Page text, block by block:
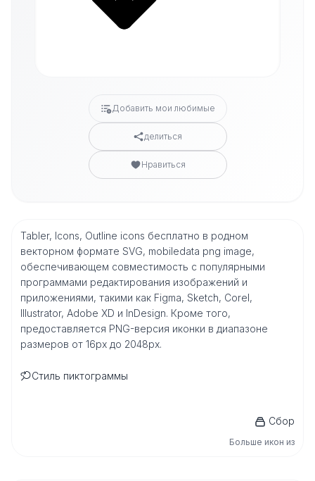
Добавить мои любимые
делиться
Нравиться
Tabler, Icons, Outline icons бесплатно в родном
векторном формате SVG, mobiledata png image,
обеспечивающем совместимость с популярными
программами редактирования изображений и
приложениями, такими как Figma, Sketch, Corel,
Illustrator, Adobe XD и InDesign. Кроме того,
предоставляется PNG-версия иконки в диапазоне
размеров от 16px до 2048px.
Стиль пиктограммы
Сбор
Больше икон из